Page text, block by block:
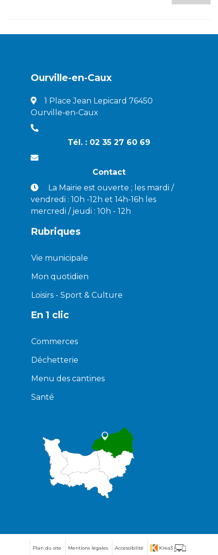
Ourville-en-Caux
1 Place Jean Lepicard 76450
Ourville-en-Caux
Tél. : 02 35 27 60 69
Contact
La Mairie est ouverte ; les mardi /
vendredi : 10h -12h et 14h-16h les
mercredi / jeudi : 10h - 12h
Rubriques
Vie municipale
Mon quotidien
Loisirs - Sport & Culture
En 1 clic
Commerces
Déchetterie
Menu des cantines
Santé
Plan du site Mentions légales Accessibilité Krea3